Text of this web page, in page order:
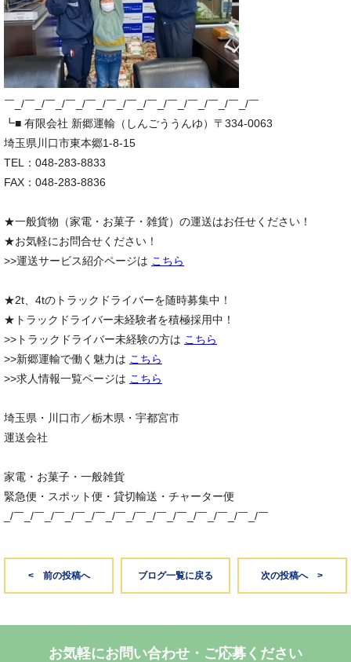
￣_/￣_/￣_/￣_/￣_/￣_/￣_/￣_/￣_/￣_/￣_/￣_/￣
┗■ 有限会社 新郷運輸（しんごううんゆ）〒334-0063
埼玉県川口市東本郷1-8-15
TEL：048-283-8833
FAX：048-283-8836
★一般貨物（家電・お菓子・雑貨）の運送はお任せください！
★お気軽にお問合せください！
>>運送サービス紹介ページは こちら
★2t、4tのトラックドライバーを随時募集中！
★トラックドライバー未経験者を積極採用中！
>>トラックドライバー未経験の方は こちら
>>新郷運輸で働く魅力は こちら
>>求人情報一覧ページは こちら
埼玉県・川口市／栃木県・宇都宮市
運送会社
家電・お菓子・一般雑貨
緊急便・スポット便・貸切輸送・チャーター便
_/￣_/￣_/￣_/￣_/￣_/￣_/￣_/￣_/￣_/￣_/￣_/￣_/￣
< 前の投稿へ ブログ一覧に戻る 次の投稿へ >
お気軽にお問い合わせ・ご応募ください